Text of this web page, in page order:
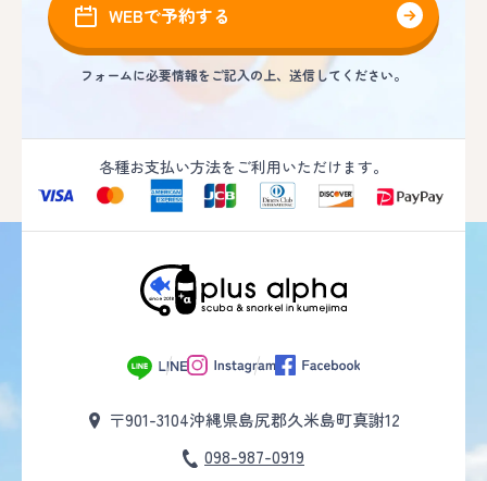
WEBで予約する
フォームに必要情報をご記入の上、送信してください。
各種お支払い方法をご利用いただけます。
〒901-3104沖縄県島尻郡久米島町真謝12
098-987-0919